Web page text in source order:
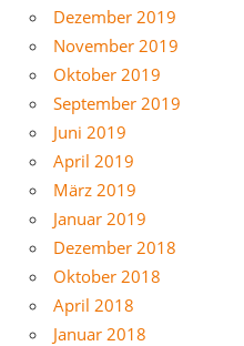
Dezember 2019
November 2019
Oktober 2019
September 2019
Juni 2019
April 2019
März 2019
Januar 2019
Dezember 2018
Oktober 2018
April 2018
Januar 2018